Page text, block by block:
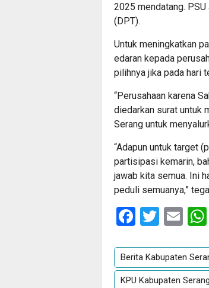
2025 mendatang.
(DPT).
Untuk meningkatkan
edaran kepada
pilihnya jika pada hari
“Perusahaan karena
diedarkan surat untuk
Serang untuk
“Adapun untuk target
partisipasi kemarin,
jawab kita semua. Ini
peduli semuanya,”
Berita Kabupaten
KPU Kabupaten Serang